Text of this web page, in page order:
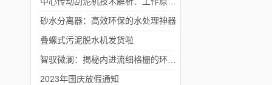
砂水分离器：高效环保的水处理神器
叠螺式污泥脱水机发货啦
2023年国庆放假通知